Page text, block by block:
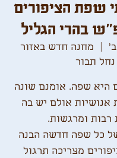
שפת הציפורים
מחנה חדש באזור
נחל תבור
היא שפה. אומנם שונה
אנושיות אולם יש בה
כל שפה חדשה הבנה
מצריכה תרגול